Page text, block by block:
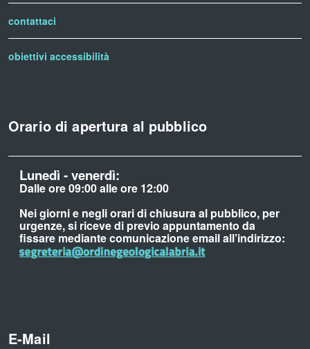
contattaci
obiettivi accessibilità
Orario di apertura al pubblico
Lunedì - venerdì:
Dalle ore 09:00 alle ore 12:00
Nei giorni e negli orari di chiusura al pubblico, per
urgenze, si riceve di previo appuntamento da
fissare mediante comunicazione email all’indirizzo:
E-Mail